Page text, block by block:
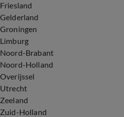
Friesland
Gelderland
Groningen
Limburg
Noord-Brabant
Noord-Holland
Overijssel
Utrecht
Zeeland
Zuid-Holland